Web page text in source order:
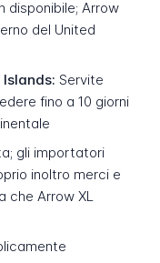
disponibile; Arrow
del United
Servite
fino a 10 giorni
gli importatori
inoltro merci e
Arrow XL